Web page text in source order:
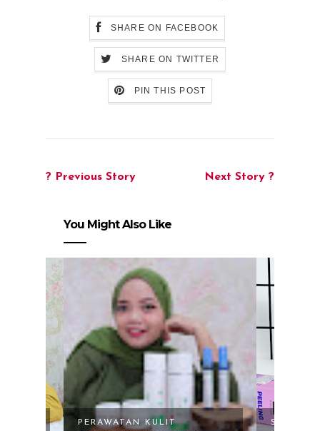
SHARE ON FACEBOOK
SHARE ON TWITTER
PIN THIS POST
? Previous Story Next Story ?
You Might Also Like
SCARLETT PEELING SO
DUO